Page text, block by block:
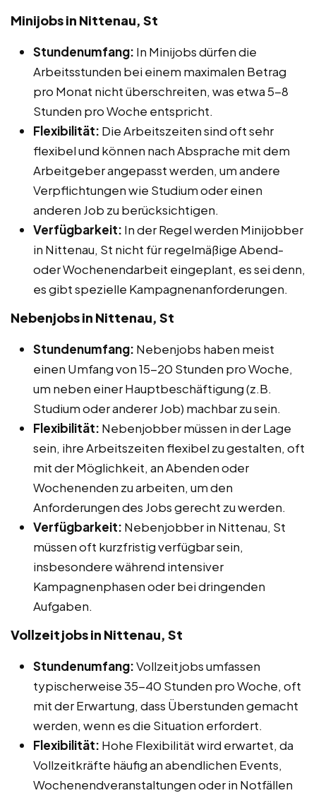
Minijobs in Nittenau, St
Stundenumfang: In Minijobs dürfen die
Arbeitsstunden bei einem maximalen Betrag
pro Monat nicht überschreiten, was etwa 5-8
Stunden pro Woche entspricht.
Flexibilität: Die Arbeitszeiten sind oft sehr
flexibel und können nach Absprache mit dem
Arbeitgeber angepasst werden, um andere
Verpflichtungen wie Studium oder einen
anderen Job zu berücksichtigen.
Verfügbarkeit: In der Regel werden Minijobber
in Nittenau, St nicht für regelmäßige Abend-
oder Wochenendarbeit eingeplant, es sei denn,
es gibt spezielle Kampagnenanforderungen.
Nebenjobs in Nittenau, St
Stundenumfang: Nebenjobs haben meist
einen Umfang von 15-20 Stunden pro Woche,
um neben einer Hauptbeschäftigung (z.B.
Studium oder anderer Job) machbar zu sein.
Flexibilität: Nebenjobber müssen in der Lage
sein, ihre Arbeitszeiten flexibel zu gestalten, oft
mit der Möglichkeit, an Abenden oder
Wochenenden zu arbeiten, um den
Anforderungen des Jobs gerecht zu werden.
Verfügbarkeit: Nebenjobber in Nittenau, St
müssen oft kurzfristig verfügbar sein,
insbesondere während intensiver
Kampagnenphasen oder bei dringenden
Aufgaben.
Vollzeitjobs in Nittenau, St
Stundenumfang:Vollzeitjobs umfassen
typischerweise 35-40 Stunden pro Woche, oft
mit der Erwartung, dass Überstunden gemacht
werden, wenn es die Situation erfordert.
Flexibilität: Hohe Flexibilität wird erwartet, da
Vollzeitkräfte häufig an abendlichen Events,
Wochenendveranstaltungen oder in Notfällen